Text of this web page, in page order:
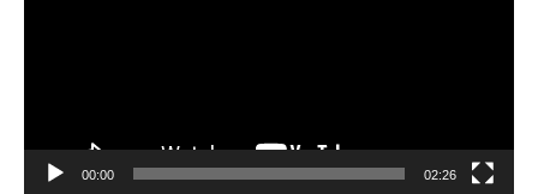
00:00 02:26